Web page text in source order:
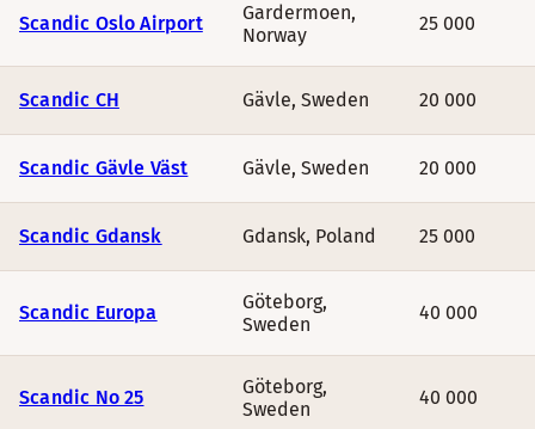
Scandic Oslo Airport Gardermoen,
Norway
25 000
Scandic CH Gävle, Sweden 20 000
Scandic Gävle Väst Gävle, Sweden 20 000
Scandic Gdansk Gdansk, Poland 25 000
Scandic Europa Göteborg,
Sweden
40 000
Scandic No 25 Göteborg,
Sweden
40 000